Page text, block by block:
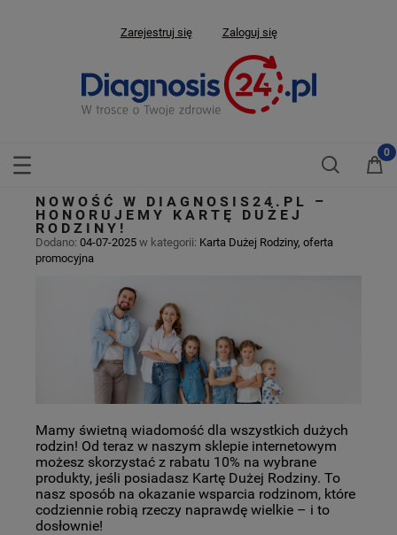
Zarejestruj się Zaloguj się
NOWOŚĆ W DIAGNOSIS24.PL –
HONORUJEMY KARTĘ DUŻEJ
RODZINY!
Dodano: 04-07-2025 w kategorii: Karta Dużej Rodziny, oferta
promocyjna
Mamy świetną wiadomość dla wszystkich dużych
rodzin! Od teraz w naszym sklepie internetowym
możesz skorzystać z rabatu 10% na wybrane
produkty, jeśli posiadasz Kartę Dużej Rodziny. To
nasz sposób na okazanie wsparcia rodzinom, które
codziennie robią rzeczy naprawdę wielkie – i to
dosłownie!